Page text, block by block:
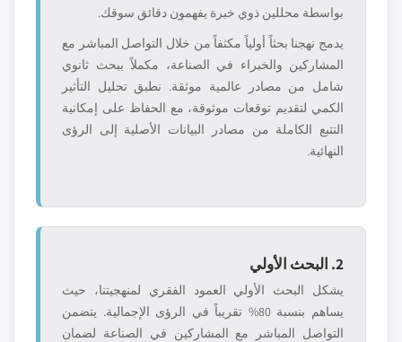
بواسطة محللين ذوي خبرة يفهمون دقائق سوقك.
يدمج نهجنا بحثاً أولياً مكثفاً من خلال التواصل المباشر مع
المشاركين والخبراء في الصناعة، مكملاً ببحث ثانوي
شامل من مصادر عالمية موثقة. نطبق تحليل التأثير
الكمي لتقديم توقعات موثوقة، مع الحفاظ على إمكانية
التتبع الكاملة من مصادر البيانات الأصلية إلى الرؤى
النهائية.
2. البحث الأولي
يشكل البحث الأولي العمود الفقري لمنهجيتنا، حيث
يساهم بنسبة 80% تقريباً في الرؤى الإجمالية. يتضمن
التواصل المباشر مع المشاركين في الصناعة لضمان